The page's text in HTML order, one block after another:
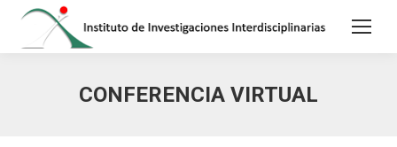
CONFERENCIA VIRTUAL